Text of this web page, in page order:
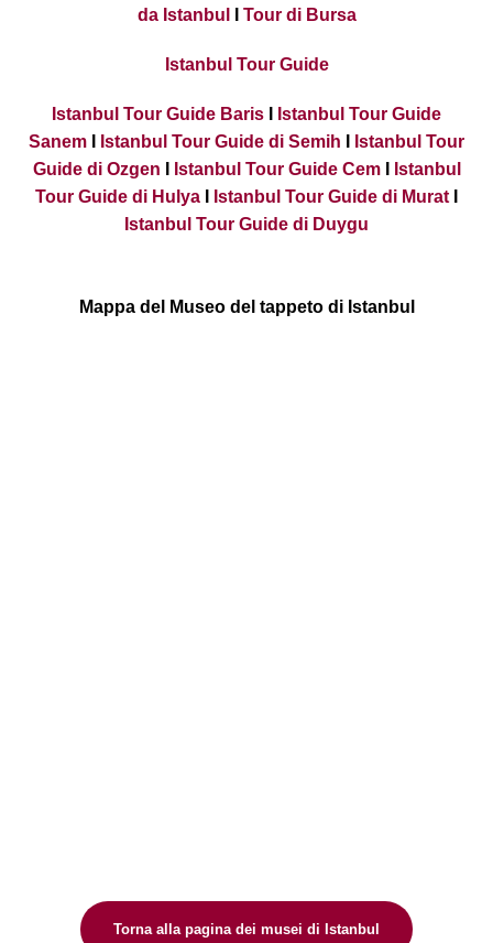
da Istanbul
Tour di Bursa
Istanbul Tour Guide
Istanbul Tour Guide Baris
Istanbul Tour Guide
Sanem
Istanbul Tour Guide di Semih
Istanbul Tour
Guide di Ozgen
Istanbul Tour Guide CemI
Istanbul
Tour Guide di Hulya
Istanbul Tour Guide di Murat
Istanbul Tour Guide di Duygu
Mappa del Museo del tappeto di Istanbul
Torna alla pagina dei musei di Istanbul